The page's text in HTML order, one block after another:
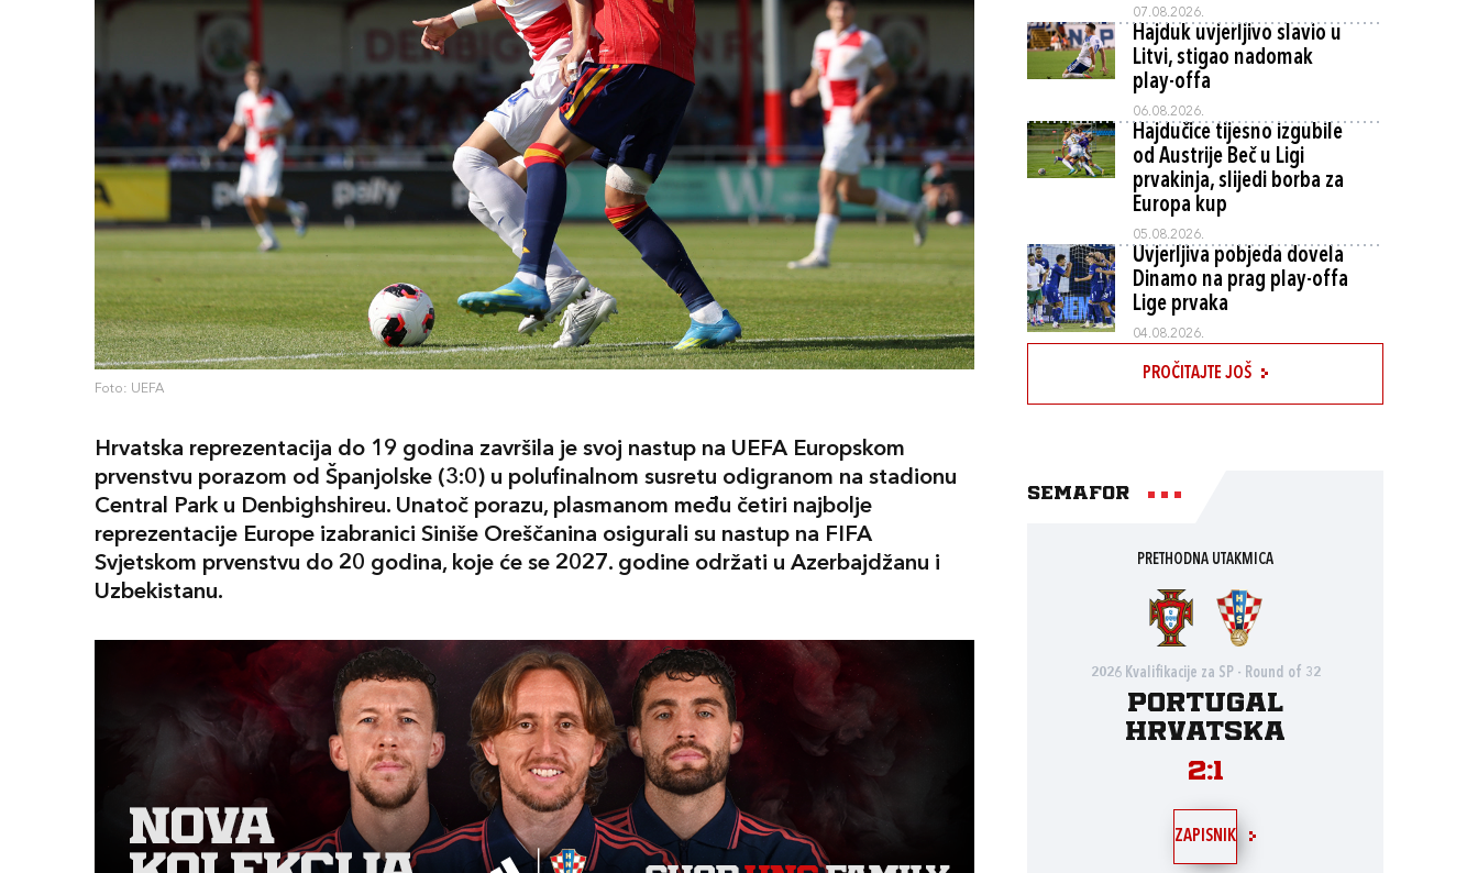
Foto: UEFA
Hrvatska reprezentacija do 19 godina završila je svoj nastup na UEFA Europskom
prvenstvu porazom od Španjolske (3:0) u polufinalnom susretu odigranom na stadionu
Central Park u Denbighshireu. Unatoč porazu, plasmanom među četiri najbolje
reprezentacije Europe izabranici Siniše Oreščanina osigurali su nastup na FIFA
Svjetskom prvenstvu do 20 godina, koje će se 2027. godine održati u Azerbajdžanu i
Uzbekistanu.
07.08.2026.
Hajduk uvjerljivo slavio u
Litvi, stigao nadomak
play-offa
06.08.2026.
Hajdučice tijesno izgubile
od Austrije Beč u Ligi
prvakinja, slijedi borba za
Europa kup
05.08.2026.
Uvjerljiva pobjeda dovela
Dinamo na prag play-offa
Lige prvaka
04.08.2026.
PROČITAJTE JOŠ
Semafor
PRETHODNA UTAKMICA
2026 Kvalifikacije za SP - Round of 32
Portugal
Hrvatska
2:1
ZAPISNIK